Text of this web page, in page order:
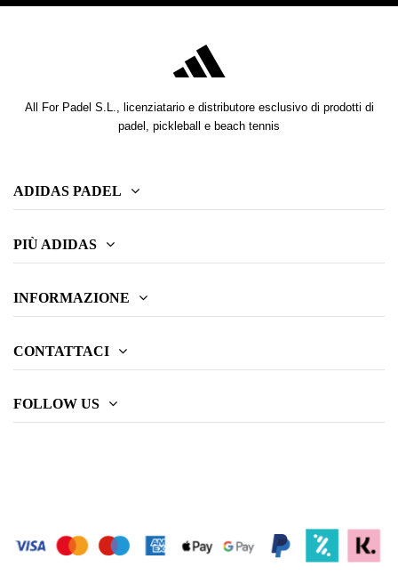
All For Padel S.L., licenziatario e distributore esclusivo di prodotti di
padel, pickleball e beach tennis
ADIDAS PADEL
PIÙ ADIDAS
INFORMAZIONE
CONTATTACI
FOLLOW US